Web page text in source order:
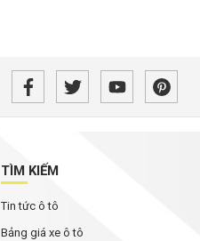
TÌM KIẾM
Tin tức ô tô
Bảng giá xe ô tô